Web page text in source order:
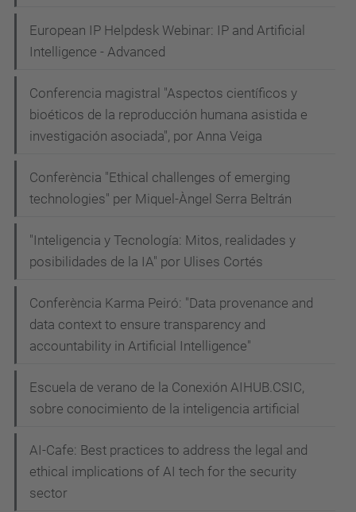
European IP Helpdesk Webinar: IP and Artificial
Intelligence - Advanced
Conferencia magistral "Aspectos científicos y
bioéticos de la reproducción humana asistida e
investigación asociada", por Anna Veiga
Conferència "Ethical challenges of emerging
technologies" per Miquel-Àngel Serra Beltrán
"Inteligencia y Tecnología: Mitos, realidades y
posibilidades de la IA" por Ulises Cortés
Conferència Karma Peiró: "Data provenance and
data context to ensure transparency and
accountability in Artificial Intelligence"
Escuela de verano de la Conexión AIHUB.CSIC,
sobre conocimiento de la inteligencia artificial
AI-Cafe: Best practices to address the legal and
ethical implications of AI tech for the security
sector